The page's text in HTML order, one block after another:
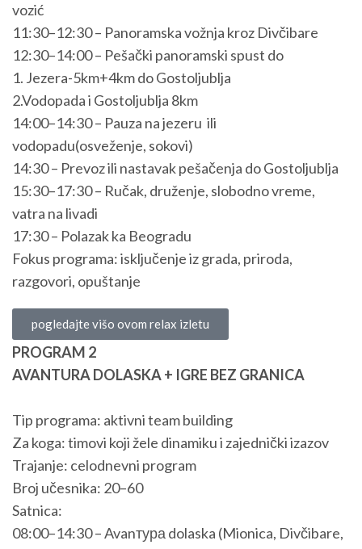
vozić
11:30–12:30 – Panoramska vožnja kroz Divčibare
12:30–14:00 – Pešački panoramski spust do
1. Jezera-5km+4km do Gostoljublja
2.Vodopada i Gostoljublja 8km
14:00–14:30 – Pauza na jezeru ili
vodopadu(osveženje, sokovi)
14:30 – Prevoz ili nastavak pešačenja do Gostoljublja
15:30–17:30 – Ručak, druženje, slobodno vreme,
vatra na livadi
17:30 – Polazak ka Beogradu
Fokus programa: isključenje iz grada, priroda,
razgovori, opuštanje
pogledajte višo ovom relax izletu
PROGRAM 2
AVANTURA DOLASKA + IGRE BEZ GRANICA
Tip programa: aktivni team building
Za koga: timovi koji žele dinamiku i zajednički izazov
Trajanje: celodnevni program
Broj učesnika: 20–60
Satnica:
08:00–14:30 – Avanтура dolaska (Mionica, Divčibare,